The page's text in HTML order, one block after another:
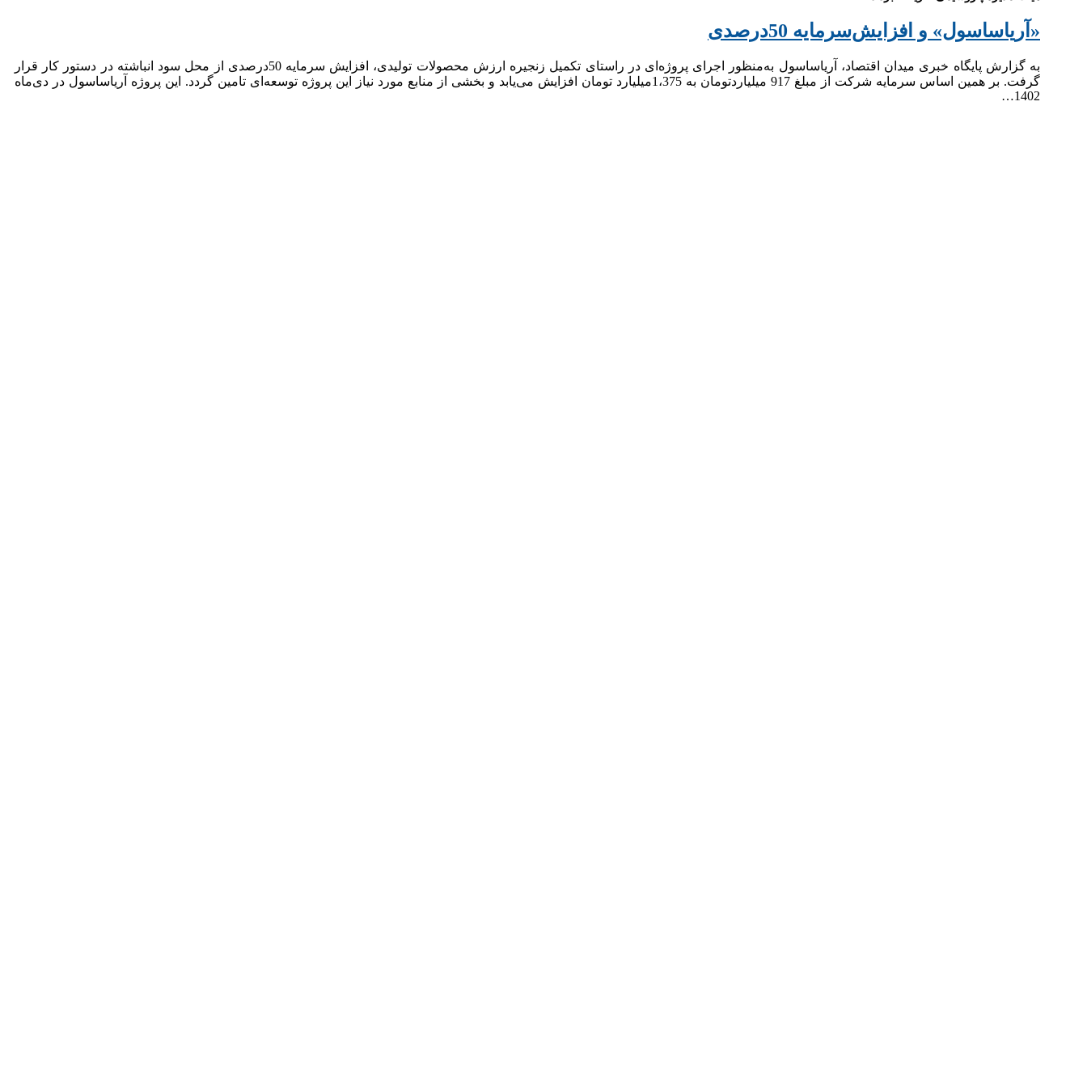
«آریاساسول» و افزایش‌سرمایه 50درصدی
به گزارش پایگاه خبری میدان اقتصاد، آریاساسول به‌منظور اجرای پروژه‌ای در راستای تکمیل زنجیره ارزش محصولات تولیدی، افزایش سرمایه 50درصدی از محل سود انباشته در دستور کار قرار
گرفت. بر همین اساس سرمایه شرکت از مبلغ 917 میلیاردتومان به 1،375میلیارد تومان افزایش می‌یابد و بخشی از منابع مورد نیاز این پروژه توسعه‌ای تامین گردد. این پروژه آریاساسول در دی‌ماه
1402…